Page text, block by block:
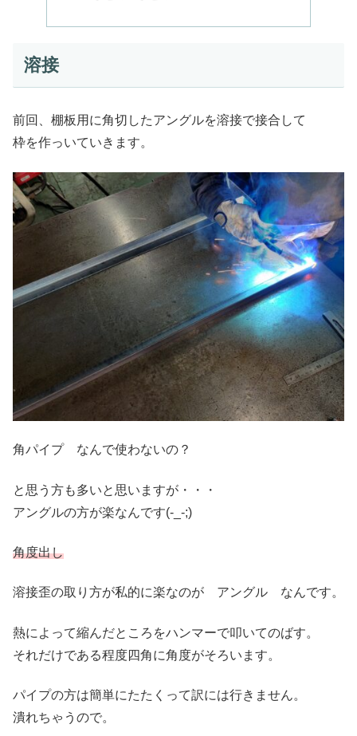
溶接
前回、棚板用に角切したアングルを溶接で接合して
枠を作っいていきます。
角パイプ なんで使わないの？
と思う方も多いと思いますが・・・
アングルの方が楽なんです(-_-;)
角度出し
溶接歪の取り方が私的に楽なのが アングル なんです。
熱によって縮んだところをハンマーで叩いてのばす。
それだけである程度四角に角度がそろいます。
パイプの方は簡単にたたくって訳には行きません。
潰れちゃうので。